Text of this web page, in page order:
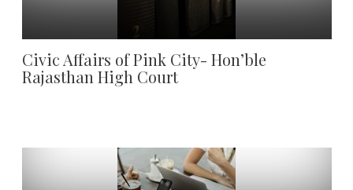
Civic Affairs of Pink City- Hon’ble
Rajasthan High Court